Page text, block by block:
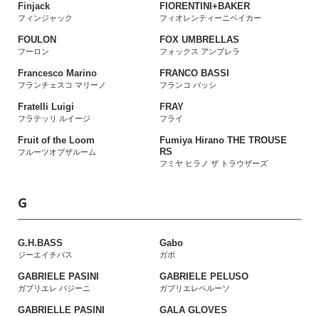
Finjack
フィンジャック
FIORENTINI+BAKER
フィオレンティーニベイカー
FOULON
フーロン
FOX UMBRELLAS
フォックス アンブレラ
Francesco Marino
フランチェスコ マリーノ
FRANCO BASSI
フランコ バッシ
Fratelli Luigi
フラテッリ ルイージ
FRAY
フライ
Fruit of the Loom
フルーツオブザルーム
Fumiya Hirano THE TROUSE
RS
フミヤ ヒラノ ザ トラウザーズ
G
G.H.BASS
ジーエイチバス
Gabo
ガボ
GABRIELE PASINI
ガブリエレ パジーニ
GABRIELE PELUSO
ガブリエレペルーソ
GABRIELLE PASINI GALA GLOVES